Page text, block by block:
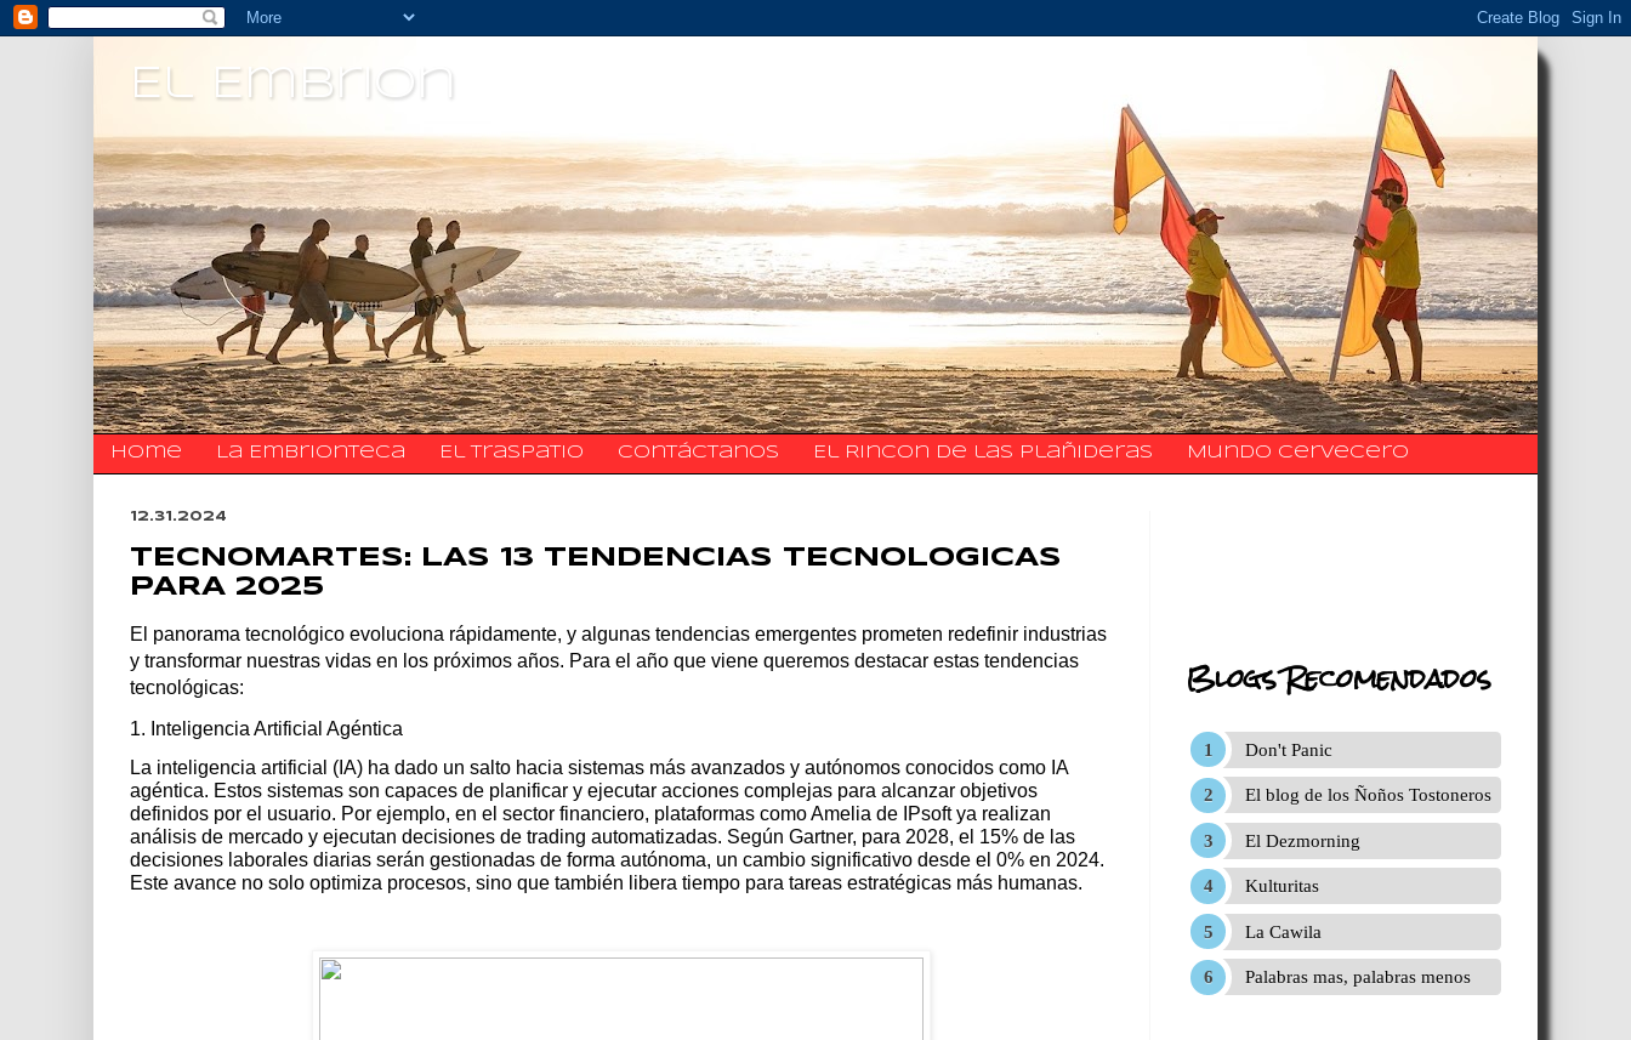
El Embrion
Home La Embrionteca El traspatio ​​​​​​​​​Contáctanos El Rincon de las Plañideras Mundo Cervecero
12.31.2024
TECNOMARTES: LAS 13 TENDENCIAS TECNOLOGICAS
PARA 2025
El panorama tecnológico evoluciona rápidamente, y algunas tendencias emergentes prometen redefinir industrias
y transformar nuestras vidas en los próximos años. Para el año que viene queremos destacar estas tendencias
tecnológicas:
1. Inteligencia Artificial Agéntica
La inteligencia artificial (IA) ha dado un salto hacia sistemas más avanzados y autónomos conocidos como IA
agéntica. Estos sistemas son capaces de planificar y ejecutar acciones complejas para alcanzar objetivos
definidos por el usuario. Por ejemplo, en el sector financiero, plataformas como Amelia de IPsoft ya realizan
análisis de mercado y ejecutan decisiones de trading automatizadas. Según Gartner, para 2028, el 15% de las
decisiones laborales diarias serán gestionadas de forma autónoma, un cambio significativo desde el 0% en 2024.
Este avance no solo optimiza procesos, sino que también libera tiempo para tareas estratégicas más humanas.
Blogs Recomendados
Don't Panic
El blog de los Ñoños Tostoneros
El Dezmorning
Kulturitas
La Cawila
Palabras mas, palabras menos